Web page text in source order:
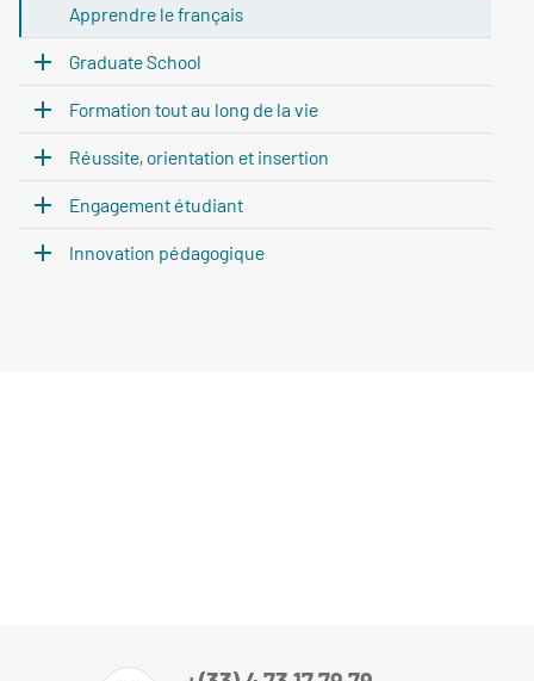
Apprendre le français
Graduate School
Formation tout au long de la vie
Réussite, orientation et insertion
Engagement étudiant
Innovation pédagogique